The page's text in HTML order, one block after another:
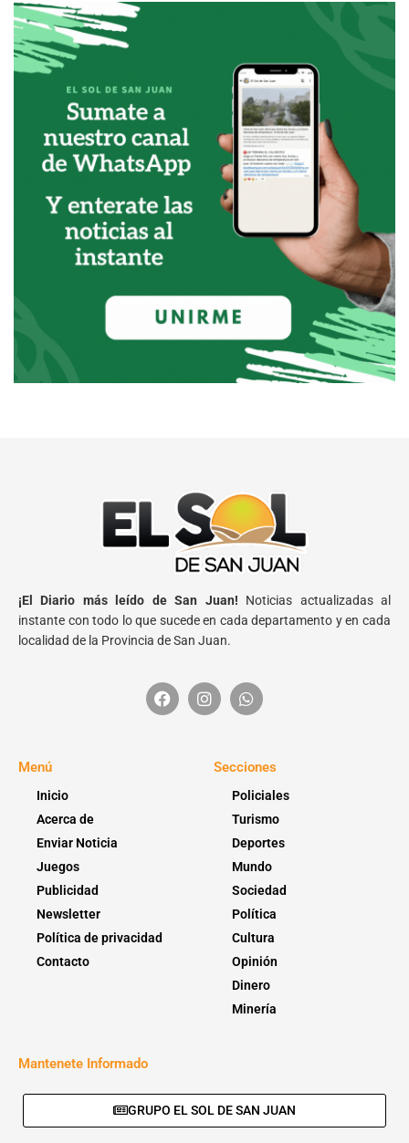
¡El Diario más leído de San Juan! Noticias actualizadas al
instante con todo lo que sucede en cada departamento y en cada
localidad de la Provincia de San Juan.
Menú
Inicio
Acerca de
Enviar Noticia
Juegos
Publicidad
Newsletter
Política de privacidad
Contacto
Secciones
Policiales
Turismo
Deportes
Mundo
Sociedad
Política
Cultura
Opinión
Dinero
Minería
Mantenete Informado
GRUPO EL SOL DE SAN JUAN